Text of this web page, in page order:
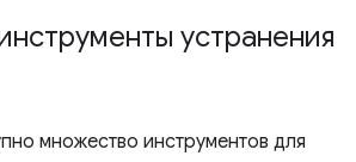
устранения
множество инструментов для